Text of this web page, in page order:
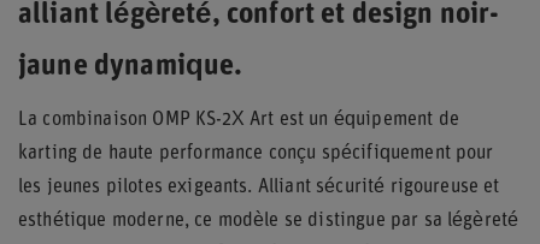
alliant légèreté, confort et design noir-
jaune dynamique.
La combinaison OMP KS-2X Art est un équipement de
karting de haute performance conçu spécifiquement pour
les jeunes pilotes exigeants. Alliant sécurité rigoureuse et
esthétique moderne, ce modèle se distingue par sa légèreté